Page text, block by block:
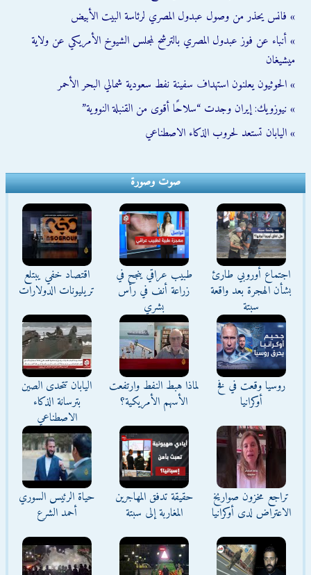
» فانس يحذر من وصول عبدول المصري لرئاسة البيت الأبيض
» أنباء عن فوز عبدول المصري بالترشح لمجلس الشيوخ الأمريكي عن ولاية
ميشيغان
» الحوثيون يعلنون استهداف سفينة نفط سعودية شمالي البحر الأحمر
» نيوزويك: إيران وجدت “سلاحًا أقوى من القنبلة النووية”
» اليابان تستعد لحروب الذكاء الاصطناعي
صوت وصورة
اجتماع أوروبي طارئ
بشأن الهجرة بعد واقعة
سبتة
طبيب عراقي ينجح في
زراعة أنف في رأس
بشري
اقتصاد خفي يبتلع
تريليونات الدولارات
روسيا وقعت في فخ
أوكرانيا
لماذا هبط النفط وارتفعت
الأسهم الأمريكية؟
اليابان تتحدى الصين
بترسانة الذكاء
الاصطناعي
تراجع مخزون صواريخ
الاعتراض لدى أوكرانيا
حقيقة تدفق المهاجرين
المغاربة إلى سبتة
حياة الرئيس السوري
أحمد الشرع